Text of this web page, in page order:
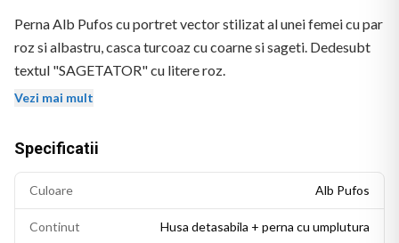
Perna Alb Pufos cu portret vector stilizat al unei femei cu par
roz si albastru, casca turcoaz cu coarne si sageti. Dedesubt
textul "SAGETATOR" cu litere roz.
Vezi mai mult
Specificatii
Culoare Alb Pufos
Continut Husa detasabila + perna cu umplutura